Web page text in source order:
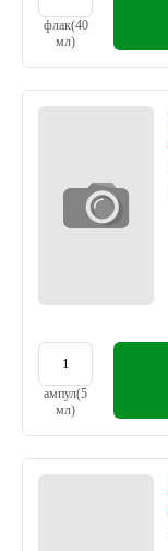
флак(40
мл)
ампул(5
мл)